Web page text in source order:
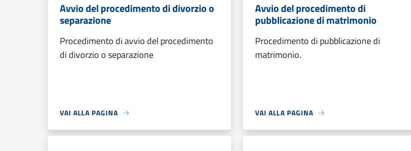
Avvio del procedimento di divorzio o
separazione
Procedimento di avvio del procedimento
di divorzio o separazione
VAI ALLA PAGINA
Avvio del procedimento di
pubblicazione di matrimonio
Procedimento di pubblicazione di
matrimonio.
VAI ALLA PAGINA